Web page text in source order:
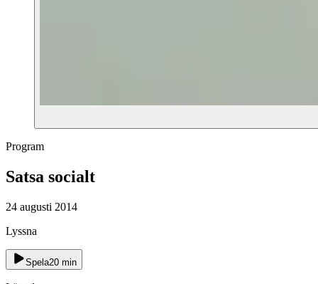
Program
Satsa socialt
24 augusti 2014
Lyssna
Spela20 min